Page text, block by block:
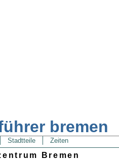
bremen
Stadtteile Zeiten
Bremen